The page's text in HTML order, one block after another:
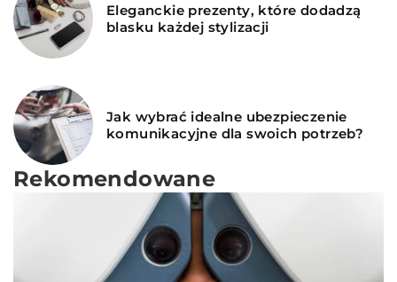
Eleganckie prezenty, które dodadzą
blasku każdej stylizacji
Jak wybrać idealne ubezpieczenie
komunikacyjne dla swoich potrzeb?
Rekomendowane